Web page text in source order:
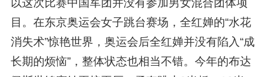
以这次比赛中国军团并没有参加男女混合团体项
目。在东京奥运会女子跳台赛场，全红婵的“水花
消失术”惊艳世界，奥运会后全红婵并没有陷入“成
长期的烦恼”，整体状态也相当不错。今年的布达